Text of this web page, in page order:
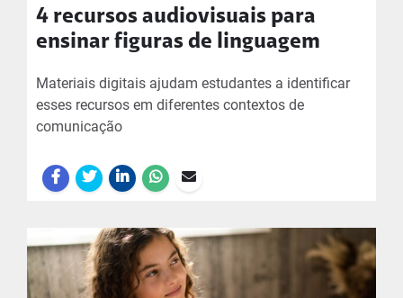
4 recursos audiovisuais para
ensinar figuras de linguagem
Materiais digitais ajudam estudantes a identificar
esses recursos em diferentes contextos de
comunicação